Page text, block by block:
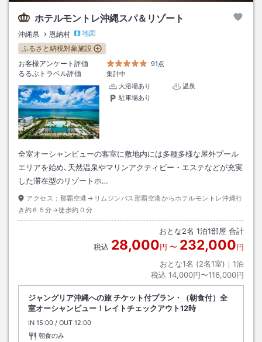
ホテルモントレ沖縄スパ＆リゾート
沖縄県 恩納村
地図
ふるさと納税対象施設
お客様アンケート評価
91点
るるぶトラベル評価
集計中
大浴場あり
温泉
駐車場あり
全室オーシャンビューの客室に敷地内には多種多様な屋外プール
エリアを始め､天然温泉やマリンアクティビー・エステなどが充実
した滞在型のリゾートホ…
アクセス： 那覇空港→リムジンバス那覇空港からホテルモントレ沖縄行
き約６５分→徒歩約０分
おとな2名 1泊1部屋 合計
税込 28,000円 〜 232,000円
おとな1名 (2名1室)｜ 1泊
税込 14,000円〜116,000円
ジャングリア沖縄への旅 チケット付プラン・（朝食付）全
室オーシャンビュー！レイトチェックアウト12時
IN チェックイン
15:00 / OUT チェックアウト
12:00
朝食のみ